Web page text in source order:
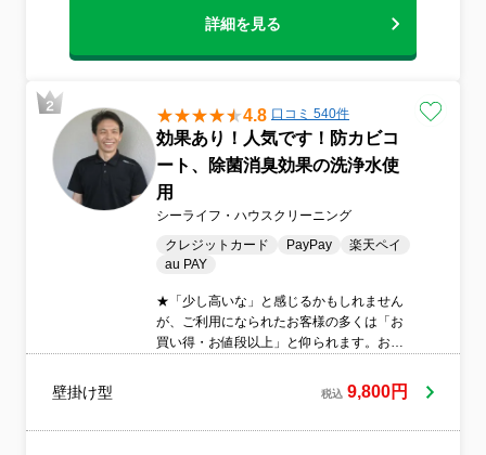
詳細を見る
4.8 口コミ 540件
効果あり！人気です！防カビコ
ート、除菌消臭効果の洗浄水使
用
シーライフ・ハウスクリーニング
クレジットカード
PayPay
楽天ペイ
au PAY
★「少し高いな」と感じるかもしれません
が、ご利用になられたお客様の多くは「お
買い得・お値段以上」と仰られます。お客
「養生がしっかりしている」といった声を
多数いただいております。作業後は、防カ
壁掛け型 税込 9,800円